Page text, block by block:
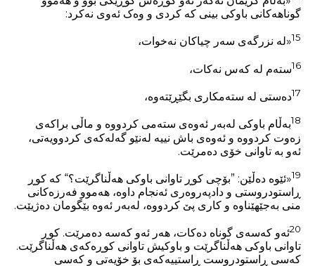
گوناهەکانی باوکی بینی کە کردی و وەک ئەوی نەکرد:
15«لە نزرگەی سەر چیاکان نەخوات،
16ستەم لە کەس نەکات،
17دەستی لە ستەمکاری بگێڕێتەوە،
18بەڵام باوکی لەبەر ئەوەی ستەمی کردووە و ماڵی براکەی
زەوت کردووە و ئەوەی باش نییە لەنێو گەلەکەی کردوویەتی،
ئەو بە تاوانی خۆی دەمرێت.
19«ئێوە دەڵێن: ”بۆچی کوڕ تاوانی باوکی هەڵناگرێت؟“ کە کوڕ
ڕاستودروستی و دادپەروەری ئەنجام داوە، هەموو فەرزەکانی
منی بەجێهێناوە و کاری پێ کردووە، لەبەر ئەوە بێگومان دەژیێت.
20ئەو کەسەی گوناه دەکات، هەر ئەو کەسە دەمرێت. کوڕ
تاوانی باوکی هەڵناگرێت و باوکیش تاوانی کوڕەکەی هەڵناگرێت.
کەسی ڕاستودروست ڕاستییەکەی بۆ خۆیەتی و کەسی